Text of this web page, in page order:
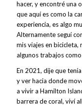
hacer, y encontré una
que aquí es como la
experiencia, es algo
Alternamente seguí
mis viajes en
algunos trabajos
En 2021, dije que
y ver hacia donde
a vivir a Hamilton
barrera de coral, viví